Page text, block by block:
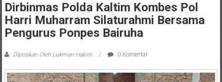
Dirbinmas Polda Kaltim Kombes Pol
Harri Muharram Silaturahmi Bersama
Pengurus Ponpes Bairuha
Diposkan Oleh:Lukman Hakim 0 Komentar